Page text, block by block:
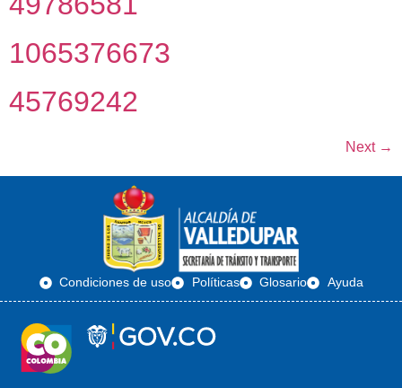
1065376673
45769242
Next →
Condiciones de uso Políticas Glosario Ayuda